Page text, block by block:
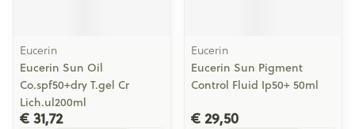
Eucerin
Eucerin Sun Oil
Co.spf50+dry T.gel Cr
Lich.ul200ml
€ 31,72
Eucerin
Eucerin Sun Pigment
Control Fluid Ip50+ 50ml
€ 29,50